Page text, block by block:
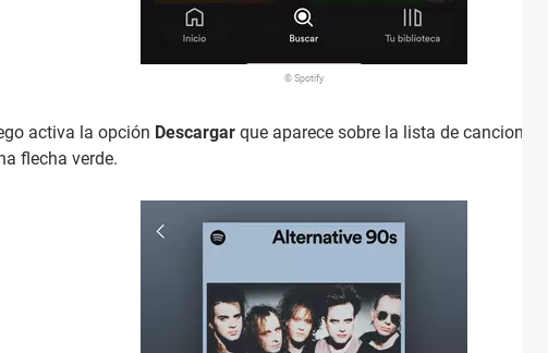
© Spotify
activa la opción Descargar que aparece sobre la lista de
flecha verde.